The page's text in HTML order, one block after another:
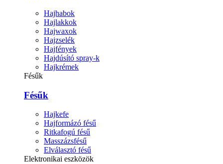
Hajhabok
Hajlakkok
Hajwaxok
Hajzselék
Hajfények
Hajdúsító spray-k
Hajkrémek
Fésűk
Fésűk
Hajkefe
Hajformázó fésű
Ritkafogú fésű
Masszázsfésű
Elválasztó fésű
Elektronikai eszközök